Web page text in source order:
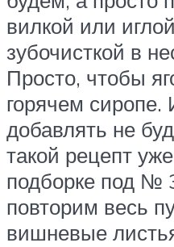
вилкой или
зубочисткой в
Просто, чтобы
горячем сиропе.
добавлять не
такой рецепт
подборке под №
повторим весь
вишневые